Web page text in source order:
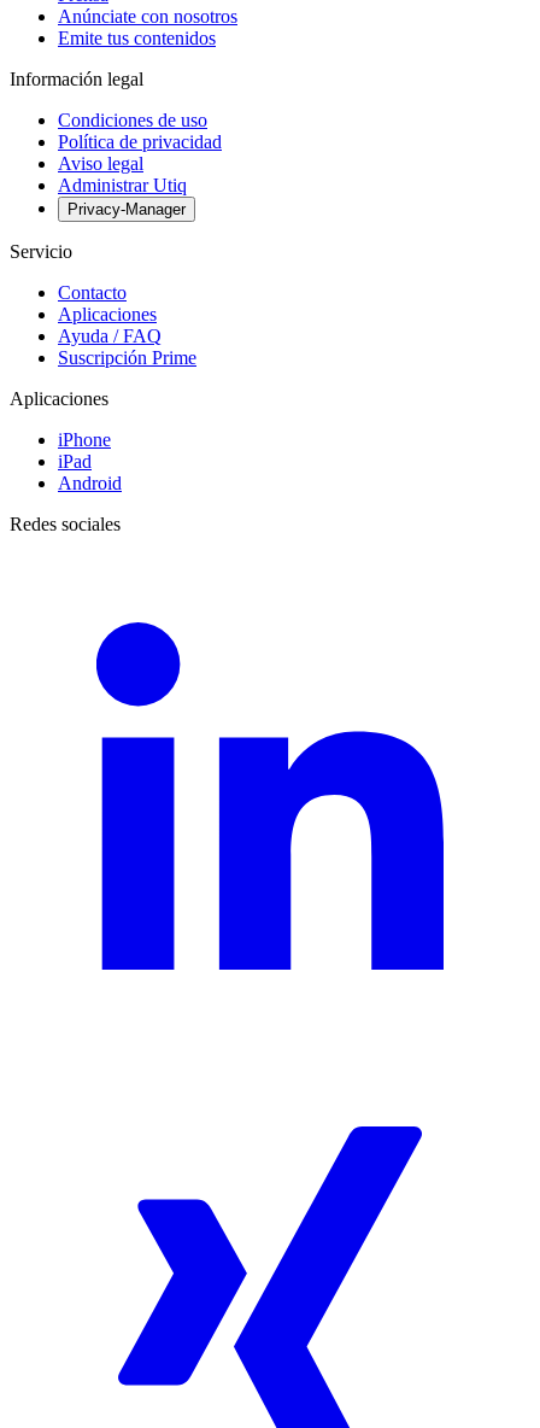
Anúnciate con nosotros
Emite tus contenidos
Información legal
Condiciones de uso
Política de privacidad
Aviso legal
Administrar Utiq
Privacy-Manager
Servicio
Contacto
Aplicaciones
Ayuda / FAQ
Suscripción Prime
Aplicaciones
iPhone
iPad
Android
Redes sociales